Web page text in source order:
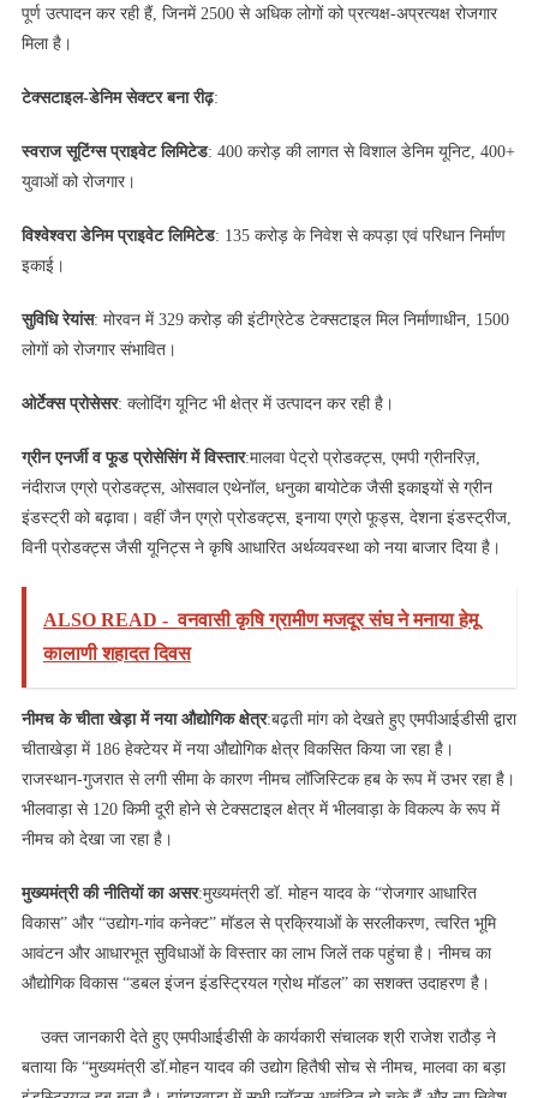
पूर्ण उत्पादन कर रही हैं, जिनमें 2500 से अधिक लोगों को प्रत्यक्ष-अप्रत्यक्ष रोजगार
मिला है।
टेक्सटाइल-डेनिम सेक्टर बना रीढ़:
स्वराज सूटिंग्स प्राइवेट लिमिटेड: 400 करोड़ की लागत से विशाल डेनिम यूनिट, 400+
युवाओं को रोजगार।
विश्वेश्वरा डेनिम प्राइवेट लिमिटेड: 135 करोड़ के निवेश से कपड़ा एवं परिधान निर्माण
इकाई।
सुविधि रेयांस: मोरवन में 329 करोड़ की इंटीग्रेटेड टेक्सटाइल मिल निर्माणाधीन, 1500
लोगों को रोजगार संभावित।
ओर्टेक्स प्रोसेसर: क्लोदिंग यूनिट भी क्षेत्र में उत्‍पादन कर रही है।
ग्रीन एनर्जी व फूड प्रोसेसिंग में विस्तार:मालवा पेट्रो प्रोडक्ट्स, एमपी ग्रीनरिज़,
नंदीराज एग्रो प्रोडक्ट्स, ओसवाल एथेनॉल, धनुका बायोटेक जैसी इकाइयों से ग्रीन
इंडस्ट्री को बढ़ावा। वहीं जैन एग्रो प्रोडक्ट्स, इनाया एग्रो फूड्स, देशना इंडस्ट्रीज,
विनी प्रोडक्ट्स जैसी यूनिट्स ने कृषि आधारित अर्थव्यवस्था को नया बाजार दिया है।
ALSO READ - वनवासी कृषि ग्रामीण मजदूर संघ ने मनाया हेमू
कालाणी शहादत दिवस
नीमच के चीता खेड़ा में नया औद्योगिक क्षेत्र:बढ़ती मांग को देखते हुए एमपीआईडीसी द्वारा
चीताखेड़ा में 186 हेक्टेयर में नया औद्योगिक क्षेत्र विकसित किया जा रहा है।
राजस्थान-गुजरात से लगी सीमा के कारण नीमच लॉजिस्टिक हब के रूप में उभर रहा है।
भीलवाड़ा से 120 किमी दूरी होने से टेक्सटाइल क्षेत्र में भीलवाड़ा के विकल्प के रूप में
नीमच को देखा जा रहा है।
मुख्यमंत्री की नीतियों का असर:मुख्यमंत्री डॉ. मोहन यादव के “रोजगार आधारित
विकास” और “उद्योग-गांव कनेक्ट” मॉडल से प्रक्रियाओं के सरलीकरण, त्वरित भूमि
आवंटन और आधारभूत सुविधाओं के विस्तार का लाभ जिलें तक पहुंचा है। नीमच का
औद्योगिक विकास “डबल इंजन इंडस्ट्रियल ग्रोथ मॉडल” का सशक्त उदाहरण है।
उक्त जानकारी देते हुए एमपीआईडीसी के कार्यकारी संचालक श्री राजेश राठौड़ ने
बताया कि “मुख्यमंत्री डॉ.मोहन यादव की उद्योग हितैषी सोच से नीमच, मालवा का बड़ा